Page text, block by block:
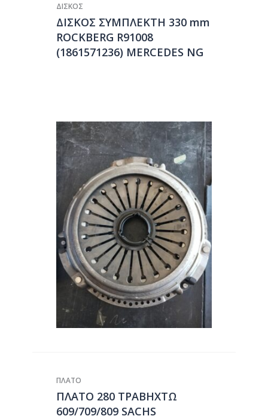
ΔΙΣΚΟΣ
ΔΙΣΚΟΣ ΣΥΜΠΛΕΚΤΗ 330 mm
ROCKBERG R91008
(1861571236) MERCEDES NG
ΠΛΑΤΟ
ΠΛΑΤΟ 280 ΤΡΑΒΗΧΤΩ
609/709/809 SACHS